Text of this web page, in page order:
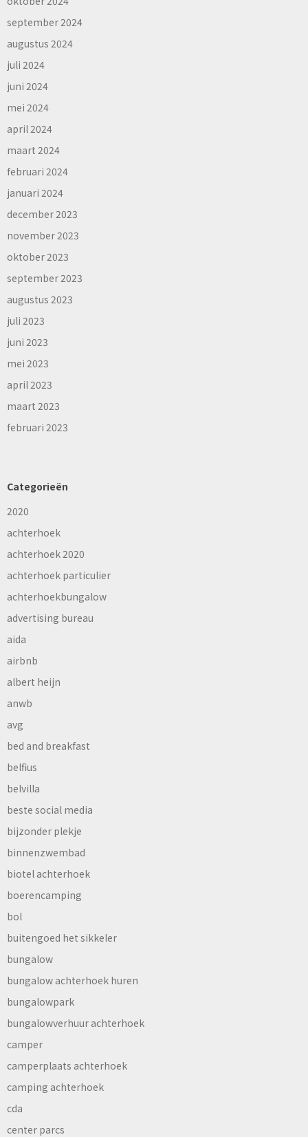
september 2024
augustus 2024
juli 2024
juni 2024
mei 2024
april 2024
maart 2024
februari 2024
januari 2024
december 2023
november 2023
oktober 2023
september 2023
augustus 2023
juli 2023
juni 2023
mei 2023
april 2023
maart 2023
februari 2023
Categorieën
2020
achterhoek
achterhoek 2020
achterhoek particulier
achterhoekbungalow
advertising bureau
aida
airbnb
albert heijn
anwb
avg
bed and breakfast
belfius
belvilla
beste social media
bijzonder plekje
binnenzwembad
biotel achterhoek
boerencamping
bol
buitengoed het sikkeler
bungalow
bungalow achterhoek huren
bungalowpark
bungalowverhuur achterhoek
camper
camperplaats achterhoek
camping achterhoek
cda
center parcs